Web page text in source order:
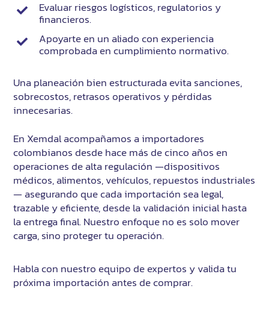
Evaluar riesgos logísticos, regulatorios y
financieros.
Apoyarte en un aliado con experiencia
comprobada en cumplimiento normativo.
Una planeación bien estructurada evita sanciones,
sobrecostos, retrasos operativos y pérdidas
innecesarias.
En Xemdal acompañamos a importadores
colombianos desde hace más de cinco años en
operaciones de alta regulación —dispositivos
médicos, alimentos, vehículos, repuestos industriales
— asegurando que cada importación sea legal,
trazable y eficiente, desde la validación inicial hasta
la entrega final. Nuestro enfoque no es solo mover
carga, sino proteger tu operación.
Habla con nuestro equipo de expertos y valida tu
próxima importación antes de comprar.